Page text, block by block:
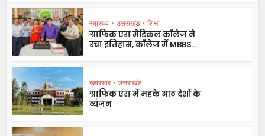
स्वास्थ्य • उत्तराखंड • शिक्षा
ग्राफिक एरा मेडिकल कॉलेज ने
रचा इतिहास, कॉलेज में MBBS...
ख़बरसार • उत्तराखंड
ग्राफिक एरा में महके आठ देशों के
व्यंजन